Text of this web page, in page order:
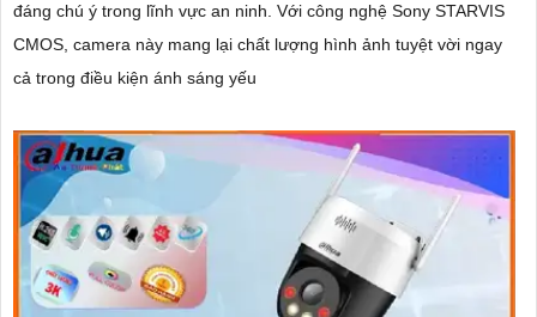
đáng chú ý trong lĩnh vực an ninh. Với công nghệ Sony STARVIS
CMOS, camera này mang lại chất lượng hình ảnh tuyệt vời ngay
cả trong điều kiện ánh sáng yếu